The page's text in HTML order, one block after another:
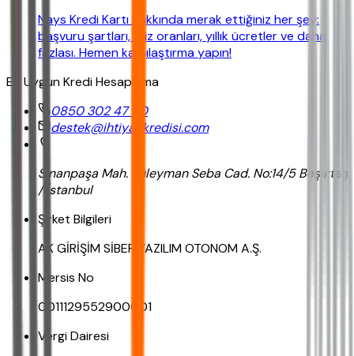
Nays Kredi Kartı hakkında merak ettiğiniz her şey:
başvuru şartları, faiz oranları, yıllık ücretler ve daha
fazlası. Hemen karşılaştırma yapın!
En Uygun Kredi Hesaplama
0850 302 47 90
destek@ihtiyackredisi.com
Sinanpaşa Mah. Süleyman Seba Cad. No:14/5 Beşiktaş
/ İstanbul
Şirket Bilgileri
AK GİRİŞİM SİBER YAZILIM OTONOM A.Ş.
Mersis No
0011129552900001
Vergi Dairesi